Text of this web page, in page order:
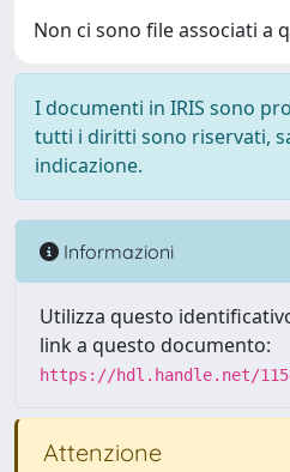
Non ci sono file associati a
I documenti in IRIS sono
tutti i diritti sono riservati,
indicazione.
Informazioni
Utilizza questo
link a questo documento:
https://hdl.handle.net/
Attenzione